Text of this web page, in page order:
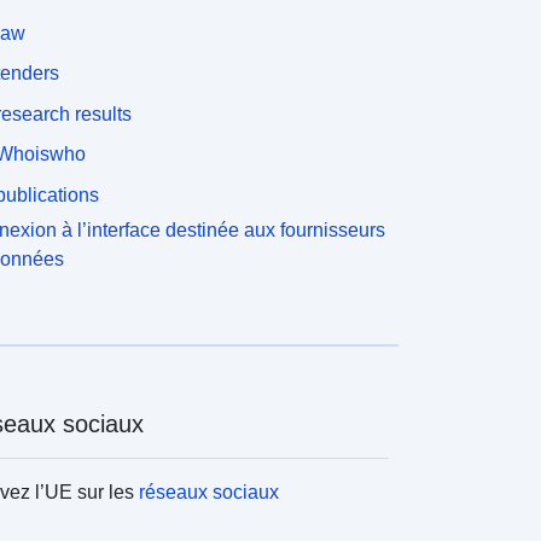
results
à l’interface destinée aux fournisseurs
sociaux
l’UE sur les réseaux sociaux